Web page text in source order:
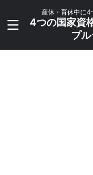
産休・育休中に4
4つの国家資
プ